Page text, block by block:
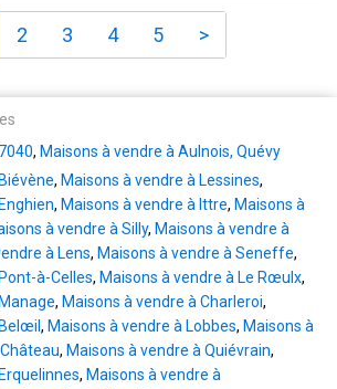
2 3 4 5 >
, Maisons à vendre à Aulnois, Quévy
, Maisons à vendre à Lessines,
, Maisons à vendre à Ittre, Maisons à
à vendre à Silly, Maisons à vendre à
à Lens, Maisons à vendre à Seneffe,
à-Celles, Maisons à vendre à Le Rœulx,
, Maisons à vendre à Charleroi,
, Maisons à vendre à Lobbes, Maisons à
, Maisons à vendre à Quiévrain,
, Maisons à vendre à